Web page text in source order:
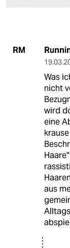
RM
Was
nicht
wird
eine
aus